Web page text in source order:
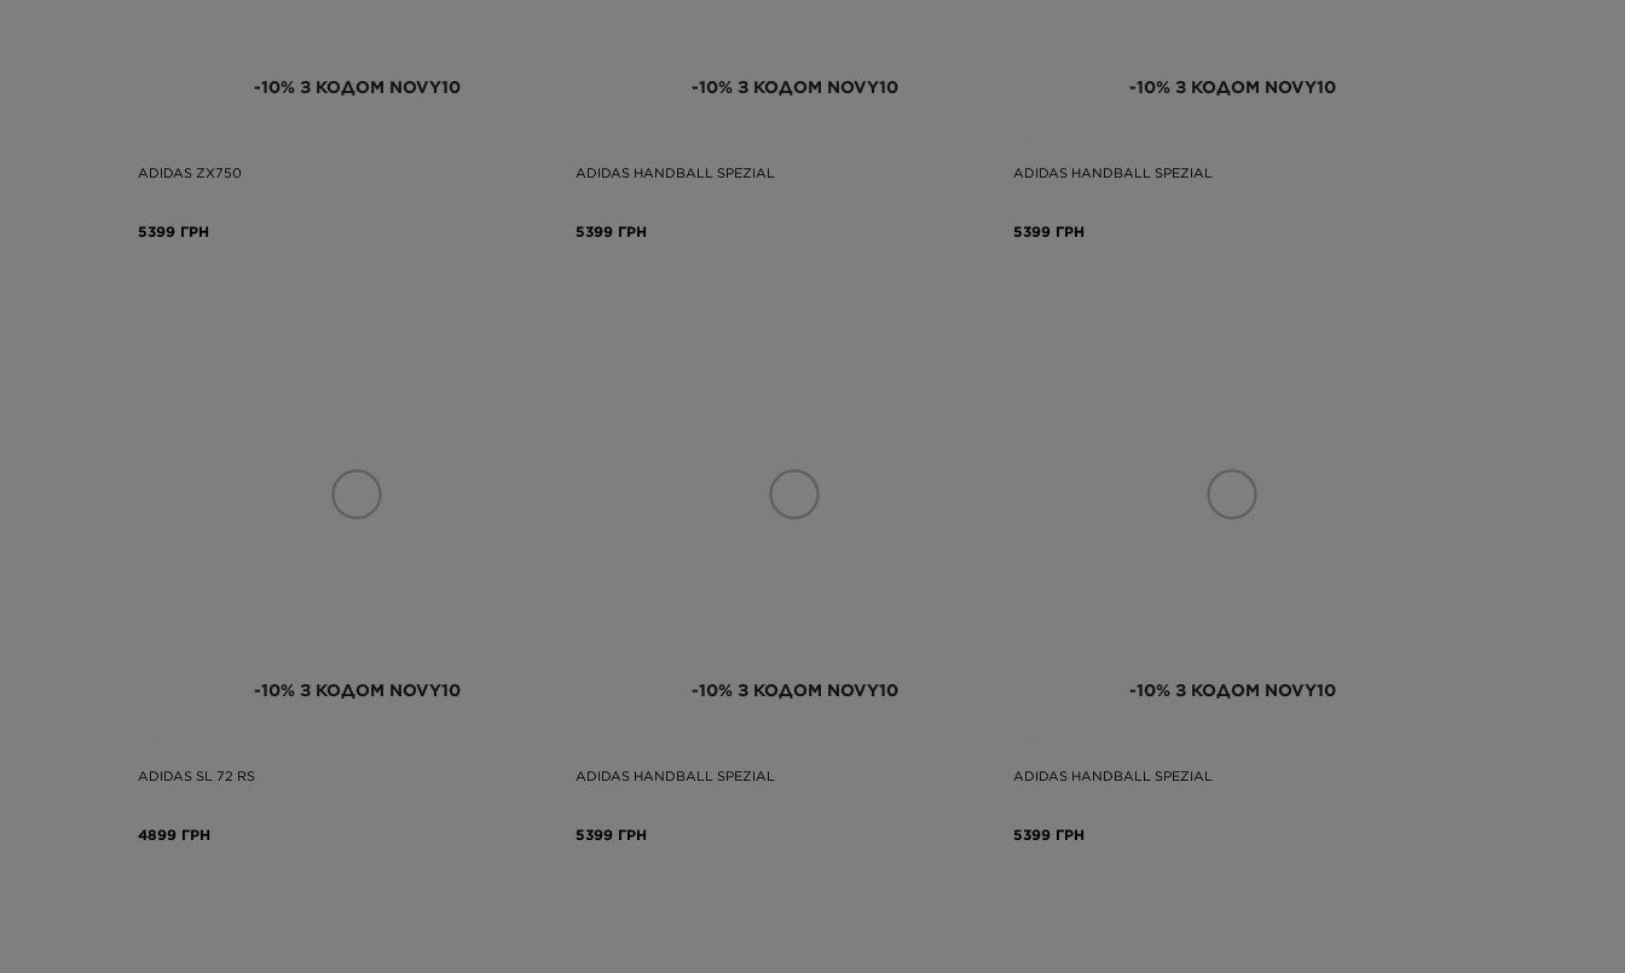
-10% З КОДОМ NOVY10
ADIDAS ZX750
5399 ГРН
-10% З КОДОМ NOVY10
ADIDAS HANDBALL SPEZIAL
5399 ГРН
-10% З КОДОМ NOVY10
ADIDAS HANDBALL SPEZIAL
5399 ГРН
-10% З КОДОМ NOVY10
ADIDAS SL 72 RS
4899 ГРН
-10% З КОДОМ NOVY10
ADIDAS HANDBALL SPEZIAL
5399 ГРН
-10% З КОДОМ NOVY10
ADIDAS HANDBALL SPEZIAL
5399 ГРН